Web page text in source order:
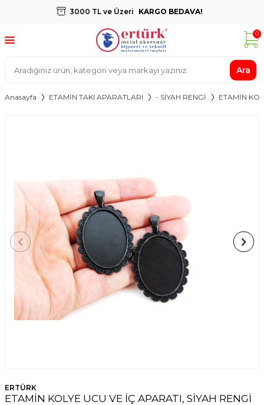
3000 TL ve Üzeri KARGO BEDAVA!
Ara
0
Anasayfa ETAMİN TAKI APARATLARI - SİYAH RENGİ ETAMİN
ERTÜRK
ETAMİN KOLYE UCU VE İÇ APARATI, SİYAH RENGİ